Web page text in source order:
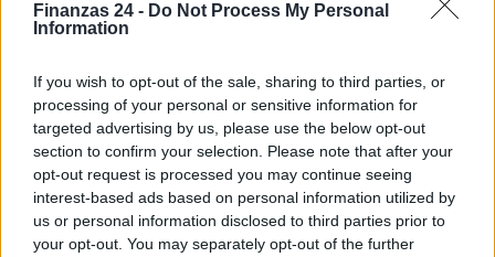
Finanzas 24 - Do Not Process My Personal
Information
If you wish to opt-out of the sale, sharing to third parties, or
processing of your personal or sensitive information for
targeted advertising by us, please use the below opt-out
section to confirm your selection. Please note that after your
opt-out request is processed you may continue seeing
interest-based ads based on personal information utilized by
us or personal information disclosed to third parties prior to
your opt-out. You may separately opt-out of the further